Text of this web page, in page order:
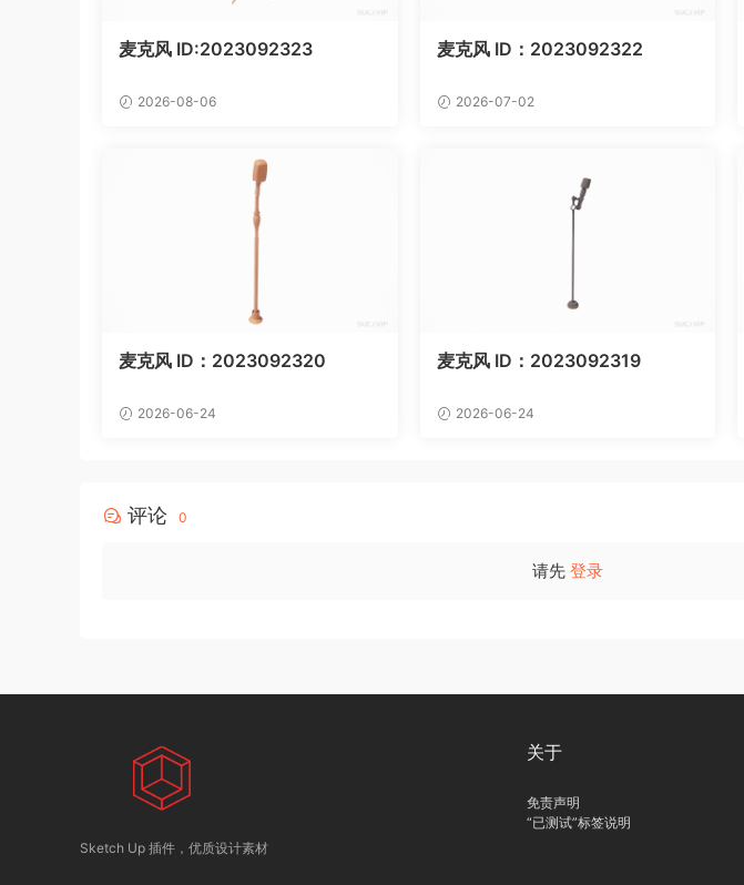
麦克风 ID:2023092323
2026-08-06
麦克风 ID：2023092322
2026-07-02
麦克风 ID：2023092320
2026-06-24
麦克风 ID：2023092319
2026-06-24
评论 0
请先 登录
Sketch Up 插件，优质设计素材
关于
免责声明
“已测试”标签说明